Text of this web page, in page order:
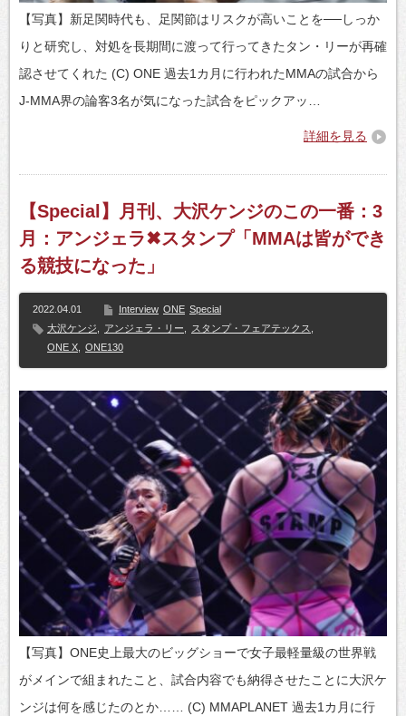
【写真】新足関時代も、足関節はリスクが高いことを──しっか
りと研究し、対処を長期間に渡って行ってきたタン・リーが再確
認させてくれた (C) ONE 過去1カ月に行われたMMAの試合から
J-MMA界の論客3名が気になった試合をピックアッ…
詳細を見る
【Special】月刊、大沢ケンジのこの一番：3
月：アンジェラ✖スタンプ「MMAは皆ができ
る競技になった」
2022.04.01 Interview ONE Special
大沢ケンジ
アンジェラ・リー スタンプ・フェアテックス
ONE X
ONE130
【写真】ONE史上最大のビッグショーで女子最軽量級の世界戦
がメインで組まれたこと、試合内容でも納得させたことに大沢ケ
ンジは何を感じたのとか…… (C) MMAPLANET 過去1カ月に行